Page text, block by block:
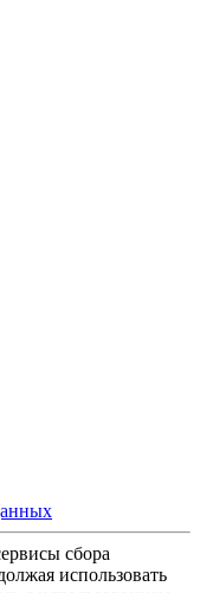
сбора
использовать